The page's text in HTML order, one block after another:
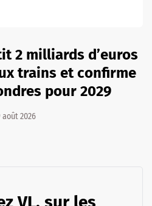
2 milliards d’euros
trains et confirme
pour 2029
août 2026
VL. sur les